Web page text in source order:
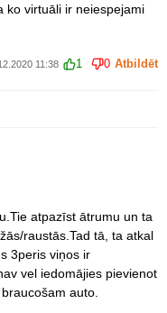
ko virtuāli ir neiespejami
11:38 1 0 Atbildēt
atpazīst ātrumu un ta
raustās.Tad tā, ta atkal
3peris viņos ir
vel iedomājies pievienot
auto.